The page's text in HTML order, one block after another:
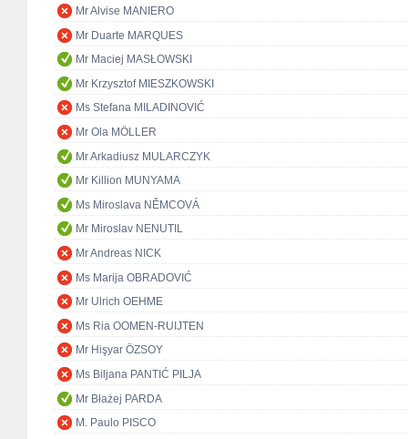
Mr Alvise MANIERO
Mr Duarte MARQUES
Mr Maciej MASŁOWSKI
Mr Krzysztof MIESZKOWSKI
Ms Stefana MILADINOVIĆ
Mr Ola MÖLLER
Mr Arkadiusz MULARCZYK
Mr Killion MUNYAMA
Ms Miroslava NĚMCOVÁ
Mr Miroslav NENUTIL
Mr Andreas NICK
Ms Marija OBRADOVIĆ
Mr Ulrich OEHME
Ms Ria OOMEN-RUIJTEN
Mr Hişyar ÖZSOY
Ms Biljana PANTIĆ PILJA
Mr Błażej PARDA
M. Paulo PISCO